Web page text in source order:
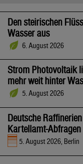
Den steirischen
Wasser aus
6. August 2026
Strom Photovoltaik
mehr weit hinter
5. August 2026
Deutsche
Kartellamt-Abfragen
5. August 2026, Berlin